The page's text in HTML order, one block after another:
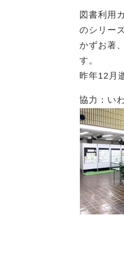
図書利用
のシリー
かずお著
す。
昨年12月
協力：い